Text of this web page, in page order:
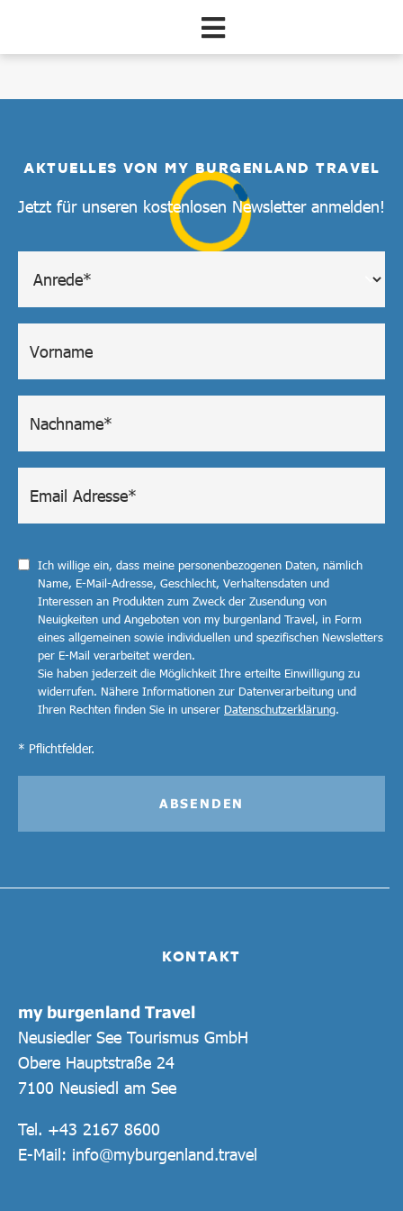
KONTAKT
my burgenland Travel
Neusiedler See Tourismus GmbH
Obere Hauptstraße 24
7100 Neusiedl am See
Tel. +43 2167 8600
E-Mail: info@myburgenland.travel
AKTUELLES VON MY BURGENLAND TRAVEL
Jetzt für unseren kostenlosen Newsletter anmelden!
Ich willige ein, dass meine personenbezogenen Daten, nämlich
Name, E-Mail-Adresse, Geschlecht, Verhaltensdaten und
Interessen an Produkten zum Zweck der Zusendung von
Neuigkeiten und Angeboten von my burgenland Travel, in Form
eines allgemeinen sowie individuellen und spezifischen Newsletters
per E-Mail verarbeitet werden.
Sie haben jederzeit die Möglichkeit Ihre erteilte Einwilligung zu
widerrufen. Nähere Informationen zur Datenverarbeitung und
Ihren Rechten finden Sie in unserer Datenschutzerklärung.
* Pflichtfelder.
ABSENDEN